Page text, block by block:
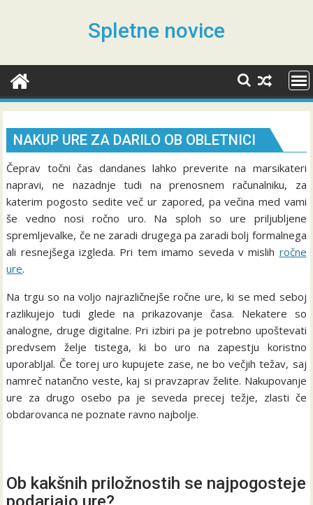
Spletne novice
NAKUP URE ZA DARILO OB OBLETNICI
Čeprav točni čas dandanes lahko preverite na marsikateri
napravi, ne nazadnje tudi na prenosnem računalniku, za
katerim pogosto sedite več ur zapored, pa večina med vami
še vedno nosi ročno uro. Na sploh so ure priljubljene
spremljevalke, če ne zaradi drugega pa zaradi bolj formalnega
ali resnejšega izgleda. Pri tem imamo seveda v mislih ročne
ure.
Na trgu so na voljo najrazličnejše ročne ure, ki se med seboj
razlikujejo tudi glede na prikazovanje časa. Nekatere so
analogne, druge digitalne. Pri izbiri pa je potrebno upoštevati
predvsem želje tistega, ki bo uro na zapestju koristno
uporabljal. Če torej uro kupujete zase, ne bo večjih težav, saj
namreč natančno veste, kaj si pravzaprav želite. Nakupovanje
ure za drugo osebo pa je seveda precej težje, zlasti če
obdarovanca ne poznate ravno najbolje.
Ob kakšnih priložnostih se najpogosteje